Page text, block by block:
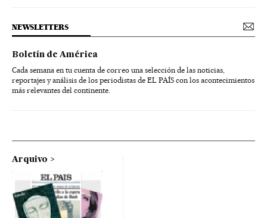
NEWSLETTERS
Boletín de América
Cada semana en tu cuenta de correo una selección de las noticias,
reportajes y análisis de los periodistas de EL PAÍS con los acontecimientos
más relevantes del continente.
Arquivo